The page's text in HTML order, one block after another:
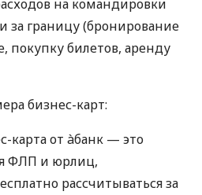
на командировки
за границу (бронирование
покупку билетов, аренду
бизнес-карт:
карта от àбанк — это
ФЛП и юрлиц,
рассчитываться за